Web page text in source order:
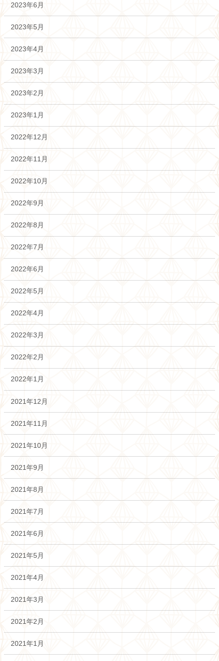
2023年6月
2023年5月
2023年4月
2023年3月
2023年2月
2023年1月
2022年12月
2022年11月
2022年10月
2022年9月
2022年8月
2022年7月
2022年6月
2022年5月
2022年4月
2022年3月
2022年2月
2022年1月
2021年12月
2021年11月
2021年10月
2021年9月
2021年8月
2021年7月
2021年6月
2021年5月
2021年4月
2021年3月
2021年2月
2021年1月